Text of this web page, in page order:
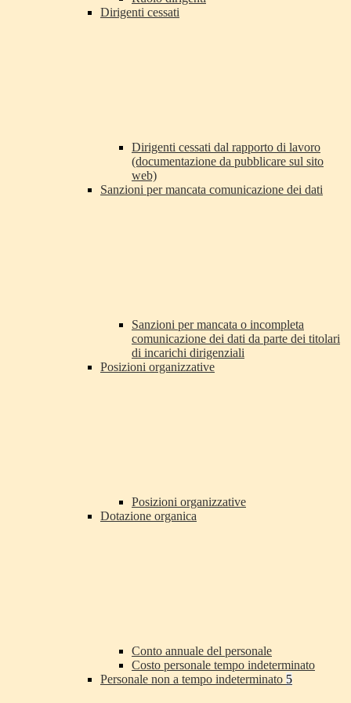
Dirigenti cessati
Dirigenti cessati dal rapporto di lavoro
(documentazione da pubblicare sul sito
web)
Sanzioni per mancata comunicazione dei dati
Sanzioni per mancata o incompleta
comunicazione dei dati da parte dei titolari
di incarichi dirigenziali
Posizioni organizzative
Posizioni organizzative
Dotazione organica
Conto annuale del personale
Costo personale tempo indeterminato
Personale non a tempo indeterminato 5